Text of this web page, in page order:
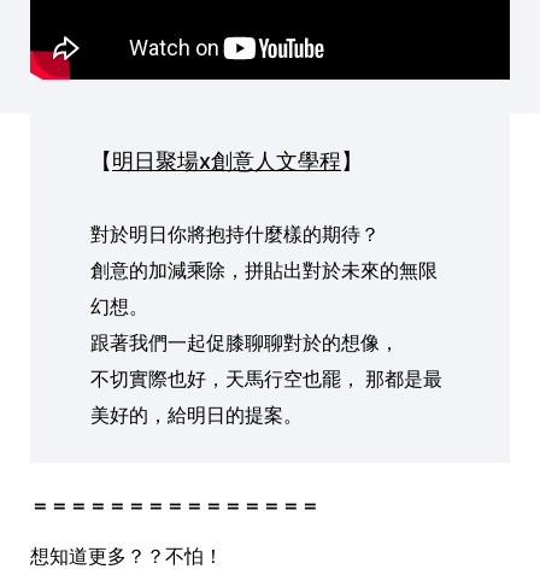
【明日聚場x創意人文學程】
對於明日你將抱持什麼樣的期待？
創意的加減乘除，拼貼出對於未來的無限
幻想。
跟著我們一起促膝聊聊對於的想像，
不切實際也好，天馬行空也罷， 那都是最
美好的，給明日的提案。
＝＝＝＝＝＝＝＝＝＝＝＝＝＝＝
想知道更多？？不怕！